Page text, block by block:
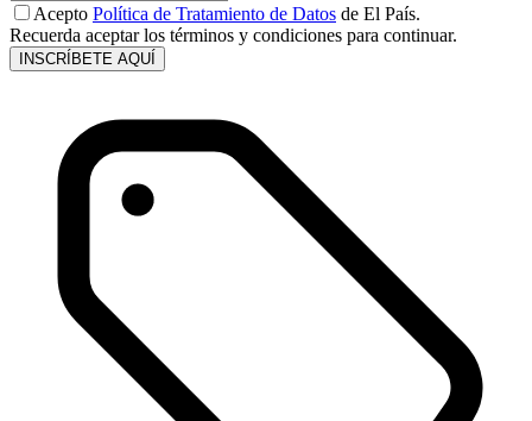
Acepto Política de Tratamiento de Datos de El País.
Recuerda aceptar los términos y condiciones para continuar.
INSCRÍBETE AQUÍ